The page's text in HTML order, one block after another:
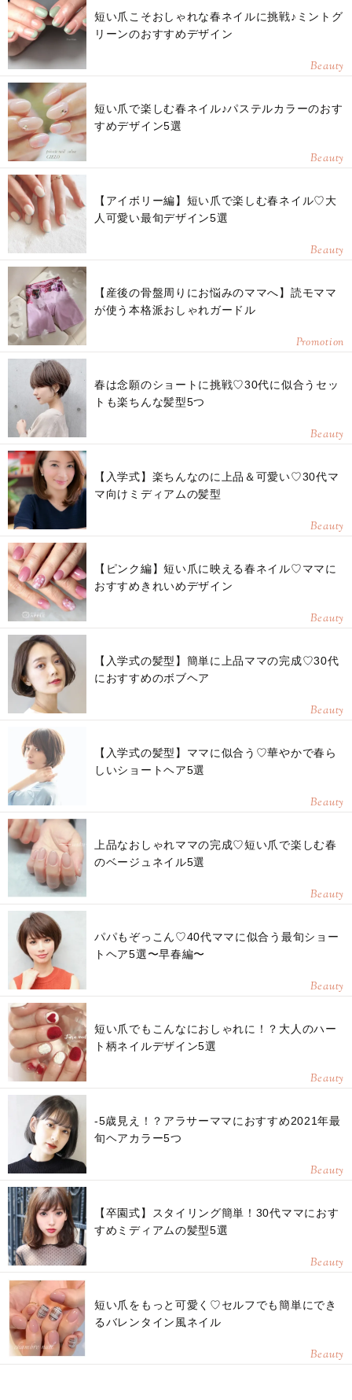
短い爪こそおしゃれな春ネイルに挑戦♪ミントグ
リーンのおすすめデザイン
Beauty
短い爪で楽しむ春ネイル♪パステルカラーのおす
すめデザイン5選
Beauty
【アイボリー編】短い爪で楽しむ春ネイル♡大
人可愛い最旬デザイン5選
Beauty
【産後の骨盤周りにお悩みのママへ】読モママ
が使う本格派おしゃれガードル
Promotion
春は念願のショートに挑戦♡30代に似合うセッ
トも楽ちんな髪型5つ
Beauty
【入学式】楽ちんなのに上品＆可愛い♡30代マ
マ向けミディアムの髪型
Beauty
【ピンク編】短い爪に映える春ネイル♡ママに
おすすめきれいめデザイン
Beauty
【入学式の髪型】簡単に上品ママの完成♡30代
におすすめのボブヘア
Beauty
【入学式の髪型】ママに似合う♡華やかで春ら
しいショートヘア5選
Beauty
上品なおしゃれママの完成♡短い爪で楽しむ春
のベージュネイル5選
Beauty
パパもぞっこん♡40代ママに似合う最旬ショー
トヘア5選〜早春編〜
Beauty
短い爪でもこんなにおしゃれに！？大人のハー
ト柄ネイルデザイン5選
Beauty
-5歳見え！？アラサーママにおすすめ2021年最
旬ヘアカラー5つ
Beauty
【卒園式】スタイリング簡単！30代ママにおす
すめミディアムの髪型5選
Beauty
短い爪をもっと可愛く♡セルフでも簡単にでき
るバレンタイン風ネイル
Beauty